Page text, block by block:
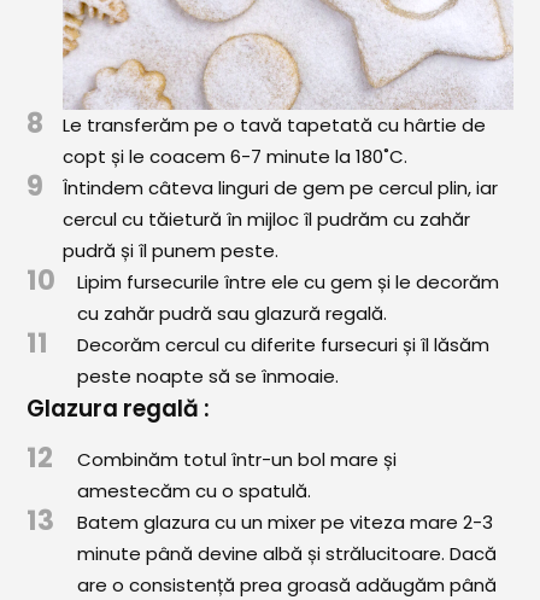
8
Le transferăm pe o tavă tapetată cu hârtie de
copt și le coacem 6-7 minute la 180˚C.
9
Întindem câteva linguri de gem pe cercul plin, iar
cercul cu tăietură în mijloc îl pudrăm cu zahăr
pudră și îl punem peste.
10
Lipim fursecurile între ele cu gem și le decorăm
cu zahăr pudră sau glazură regală.
11
Decorăm cercul cu diferite fursecuri și îl lăsăm
peste noapte să se înmoaie.
Glazura regală :
12
Combinăm totul într-un bol mare și
amestecăm cu o spatulă.
13
Batem glazura cu un mixer pe viteza mare 2-3
minute până devine albă și strălucitoare. Dacă
are o consistență prea groasă adăugăm până